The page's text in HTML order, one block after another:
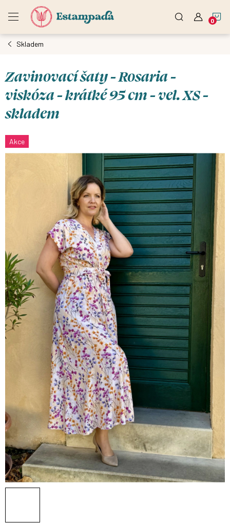
Skladem
Zavinovací šaty - Rosaria -
viskóza - krátké 95 cm - vel. XS -
skladem
Akce